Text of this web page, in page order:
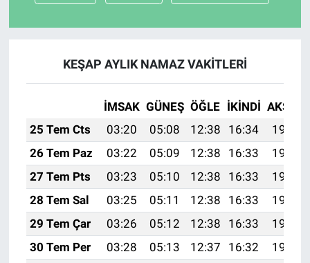
KEŞAP AYLIK NAMAZ VAKITLERI
İMSAK GÜNEŞ ÖĞLE İKINDI AKŞAM
25 Tem Cts
03:20 05:08 12:38 16:34
19:57
26 Tem Paz
03:22 05:09 12:38 16:33
19:56
27 Tem Pts
03:23 05:10 12:38 16:33
19:55
28 Tem Sal
03:25 05:11 12:38 16:33
19:54
29 Tem Çar
03:26 05:12 12:38 16:33
19:53
30 Tem Per
03:28 05:13 12:37 16:32
19:52